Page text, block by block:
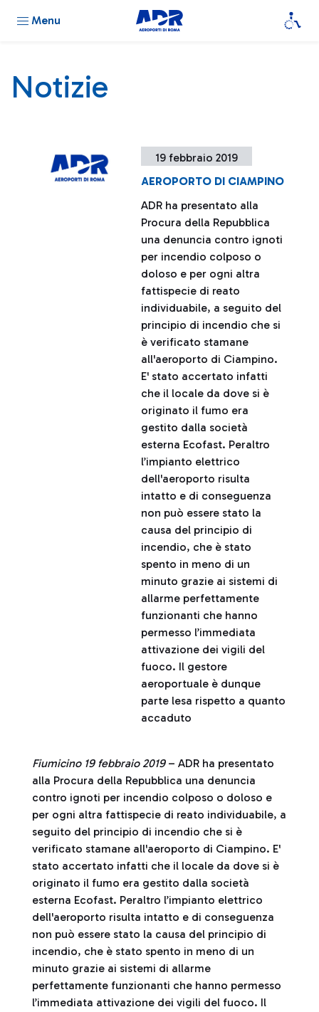
Menu
Notizie
19 febbraio 2019
AEROPORTO DI CIAMPINO
ADR ha presentato alla
Procura della Repubblica
una denuncia contro ignoti
per incendio colposo o
doloso e per ogni altra
fattispecie di reato
individuabile, a seguito del
principio di incendio che si
è verificato stamane
all'aeroporto di Ciampino.
E' stato accertato infatti
che il locale da dove si è
originato il fumo era
gestito dalla società
esterna Ecofast. Peraltro
l’impianto elettrico
dell'aeroporto risulta
intatto e di conseguenza
non può essere stato la
causa del principio di
incendio, che è stato
spento in meno di un
minuto grazie ai sistemi di
allarme perfettamente
funzionanti che hanno
permesso l’immediata
attivazione dei vigili del
fuoco. Il gestore
aeroportuale è dunque
parte lesa rispetto a quanto
accaduto
Fiumicino 19 febbraio 2019– ADR ha presentato
alla Procura della Repubblica una denuncia
contro ignoti per incendio colposo o doloso e
per ogni altra fattispecie di reato individuabile, a
seguito del principio di incendio che si è
verificato stamane all'aeroporto di Ciampino. E'
stato accertato infatti che il locale da dove si è
originato il fumo era gestito dalla società
esterna Ecofast. Peraltro l’impianto elettrico
dell'aeroporto risulta intatto e di conseguenza
non può essere stato la causa del principio di
incendio, che è stato spento in meno di un
minuto grazie ai sistemi di allarme
perfettamente funzionanti che hanno permesso
l’immediata attivazione dei vigili del fuoco. Il